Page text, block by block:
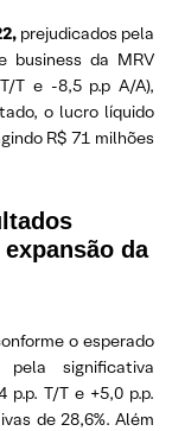
prejudicados pela
business da MRV
T e -8,5 p.p A/A),
o lucro líquido
R$ 71 milhões
da
o esperado
pela significativa
p.p. T/T e +5,0 p.p.
de 28,6%. Além